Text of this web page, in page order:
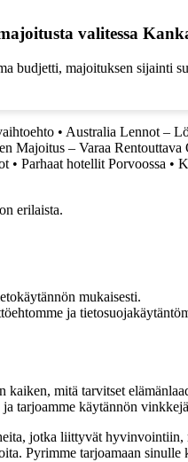
valitessa
budjetti, majoituksen sijainti
• Australia Lennot –
Majoitus – Varaa Rentouttava
• Parhaat hotellit Porvoossa •
erilaista.
mukaisesti.
ja
mitä tarvitset
tarjoamme käytännön
jotka liittyvät hyvinvointiin,
Pyrimme tarjoamaan